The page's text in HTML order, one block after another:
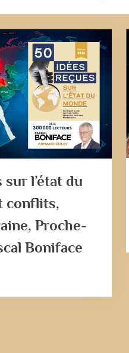
l’état du
conflits,
Proche-
Boniface